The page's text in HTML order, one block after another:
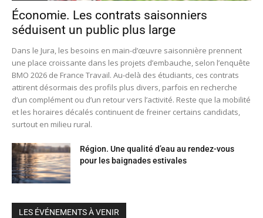
Économie. Les contrats saisonniers
séduisent un public plus large
Dans le Jura, les besoins en main-d’œuvre saisonnière prennent
une place croissante dans les projets d’embauche, selon l’enquête
BMO 2026 de France Travail. Au-delà des étudiants, ces contrats
attirent désormais des profils plus divers, parfois en recherche
d’un complément ou d’un retour vers l’activité. Reste que la mobilité
et les horaires décalés continuent de freiner certains candidats,
surtout en milieu rural.
Région. Une qualité d’eau au rendez-vous
pour les baignades estivales
LES ÉVÉNEMENTS À VENIR